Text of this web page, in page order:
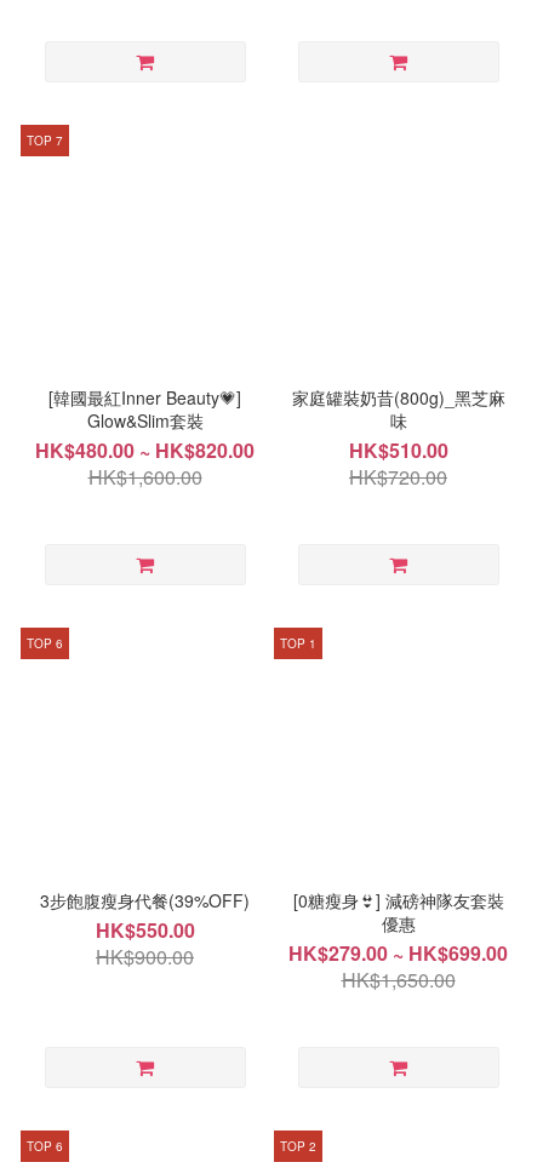
TOP 7
[韓國最紅Inner Beauty💗]
Glow&Slim套裝
HK$480.00 ~ HK$820.00
HK$1,600.00
家庭罐裝奶昔(800g)_黑芝麻
味
HK$510.00
HK$720.00
TOP 6
3步飽腹瘦身代餐(39%OFF)
HK$550.00
HK$900.00
TOP 1
[0糖瘦身👙] 減磅神隊友套裝
優惠
HK$279.00 ~ HK$699.00
HK$1,650.00
TOP 6 TOP 2